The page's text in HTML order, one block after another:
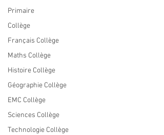
Primaire
Collège
Français Collège
Maths Collège
Histoire Collège
Géographie Collège
EMC Collège
Sciences Collège
Technologie Collège